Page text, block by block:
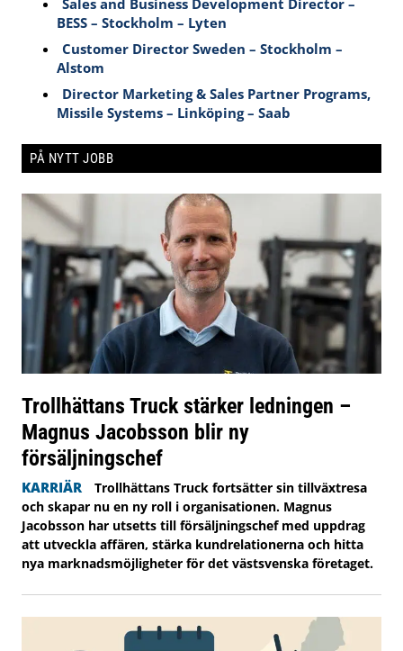
BESS – Stockholm – Lyten
Customer Director Sweden – Stockholm –
Alstom
Director Marketing & Sales Partner Programs,
Missile Systems – Linköping – Saab
PÅ NYTT JOBB
Trollhättans Truck stärker ledningen –
Magnus Jacobsson blir ny
försäljningschef
KARRIÄR
Trollhättans Truck fortsätter sin tillväxtresa
och skapar nu en ny roll i organisationen. Magnus
Jacobsson har utsetts till försäljningschef med uppdrag
att utveckla affären, stärka kundrelationerna och hitta
nya marknadsmöjligheter för det västsvenska företaget.